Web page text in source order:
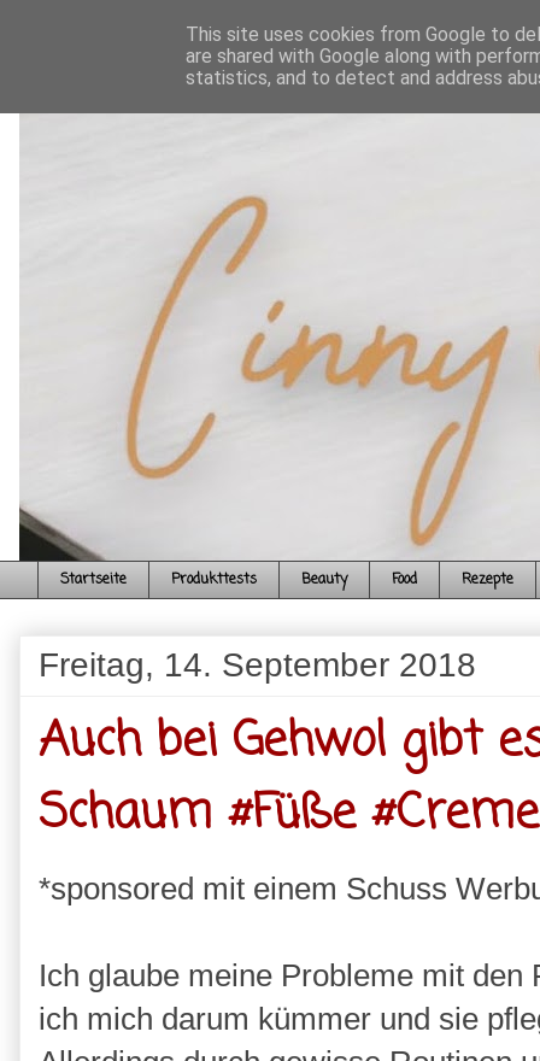
Startseite Produkttests Beauty Food Rezepte
Freitag, 14. September 2018
Auch bei Gehwol gibt
Schaum #Füße
*sponsored mit einem Schuss
Ich glaube meine Probleme mit
ich mich darum kümmer und sie
This site uses cookies from Google to
are shared with Google along with
statistics, and to detect and address